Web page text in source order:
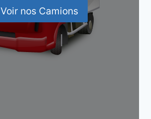
Voir nos Camions